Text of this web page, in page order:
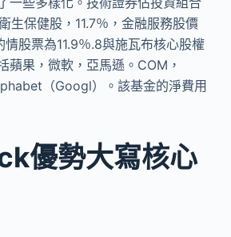
生保健股，11.7％，金融服務股價
情股票為11.9％.8與施瓦布核心股權
蘋果，微軟，亞馬遜。COM，
（Googl）。該基金的淨費用
優勢大寫核心